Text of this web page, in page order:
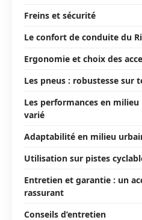
Freins et sécurité
Le confort de conduite du
Ergonomie et choix des
Les pneus : robustesse sur
Les performances en
varié
Adaptabilité en milieu
Utilisation sur pistes
Entretien et garantie : un
rassurant
Conseils d’entretien